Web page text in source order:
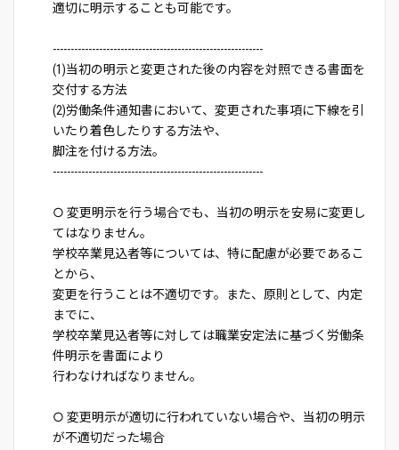
適切に明示することも可能です。
-----------------------------------------------------------
(1)当初の明示と変更された後の内容を対照できる書面を
交付する方法
(2)労働条件通知書において、変更された事項に下線を引
いたり着色したりする方法や、
脚注を付ける方法。
-----------------------------------------------------------
○ 変更明示を行う場合でも、当初の明示を安易に変更し
てはなりません。
学校卒業見込者等については、特に配慮が必要であるこ
とから、
変更を行うことは不適切です。また、原則として、内定
までに、
学校卒業見込者等に対しては職業安定法に基づく労働条
件明示を書面により
行わなければなりません。
○ 変更明示が適切に行われていない場合や、当初の明示
が不適切だった場合